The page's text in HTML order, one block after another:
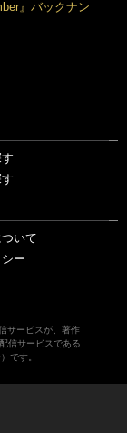
』バックナン
いて
ー
サービスが、著作
信サービスである
です。